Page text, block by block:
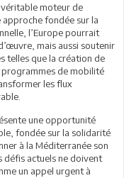
moteur de
approche fondée sur la
l’Europe pourrait
mais aussi soutenir
telles que la création de
de mobilité
les flux
une opportunité
fondée sur la solidarité
à la Méditerranée son
défis actuels ne doivent
un appel urgent à